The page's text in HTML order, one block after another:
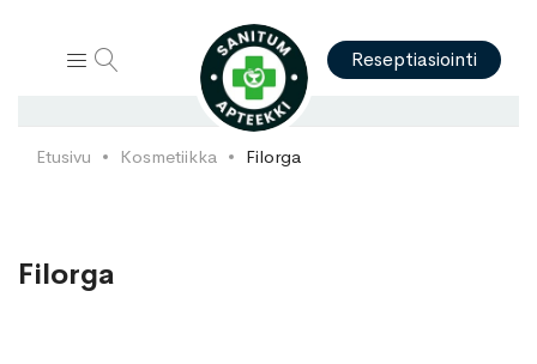
Reseptiasiointi
Etusivu Kosmetiikka Filorga
Filorga